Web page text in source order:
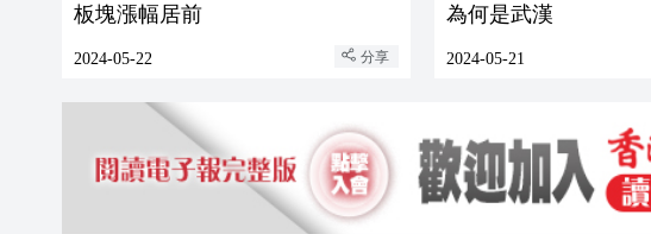
板塊漲幅居前
2024-05-22 分享
為何是武漢
2024-05-21